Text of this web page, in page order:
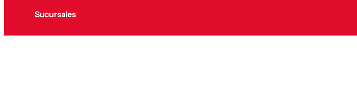
Sucursales